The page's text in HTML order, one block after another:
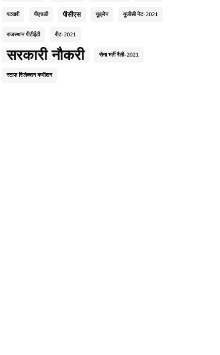
पटवारी पीएचडी पीसीएस यूक्रेन यूजीसी नेट-2021
राजस्थान पीटीईटी रीट-2021
सरकारी नौकरी सेना भर्ती रैली-2021
स्टाफ सिलेक्शन कमीशन